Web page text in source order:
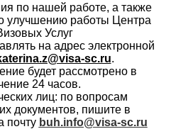
по нашей работе, а также
улучшению работы Центра
Услуг
на адрес электронной
sc.ru.
будет рассмотрено в
24 часов.
лиц: по вопросам
документов, пишите в
почту buh.info@visa-sc.ru